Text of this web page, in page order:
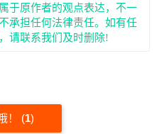
于原作者的观点表达，不一
承担任何法律责任。如有任
请联系我们及时删除!
！ (1)